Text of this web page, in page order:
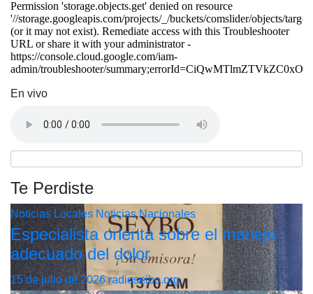
En vivo
Te Perdiste
Noticias Locales Noticias Nacionales
Especialista orienta sobre el manejo
adecuado del dolor
15 de julio de 2026radioseibo.org